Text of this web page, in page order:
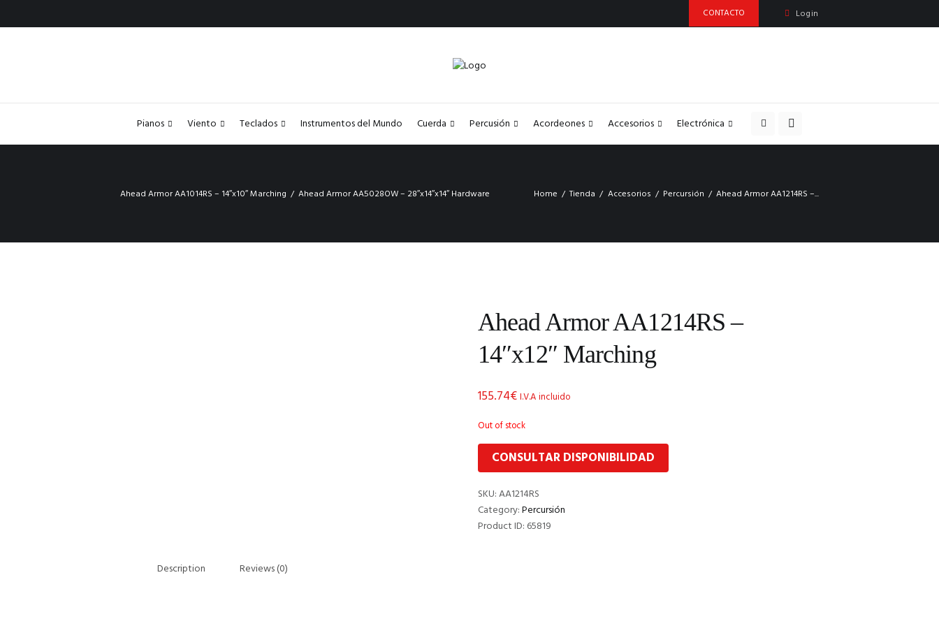
CONTACTO Login
Pianos Viento Teclados Instrumentos del Mundo Cuerda Percusión Acordeones Accesorios Electrónica
Ahead Armor AA1014RS – 14″x10″ Marching Ahead Armor AA5028OW – 28″x14″x14″ Hardware Home Tienda Accesorios Percursión Ahead Armor AA1214RS –...
Ahead Armor AA1214RS –
14″x12″ Marching
155.74€I.V.A incluido
Out of stock
CONSULTAR DISPONIBILIDAD
SKU:AA1214RS
Category:Percursión
Product ID: 65819
Description Reviews (0)